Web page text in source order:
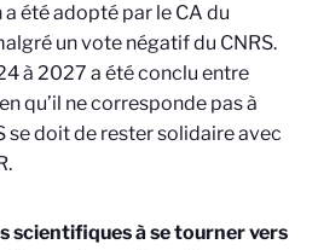
été adopté par le CA du
un vote négatif du CNRS.
à 2027 a été conclu entre
qu’il ne corresponde pas à
se doit de rester solidaire avec
scientifiques à se tourner vers